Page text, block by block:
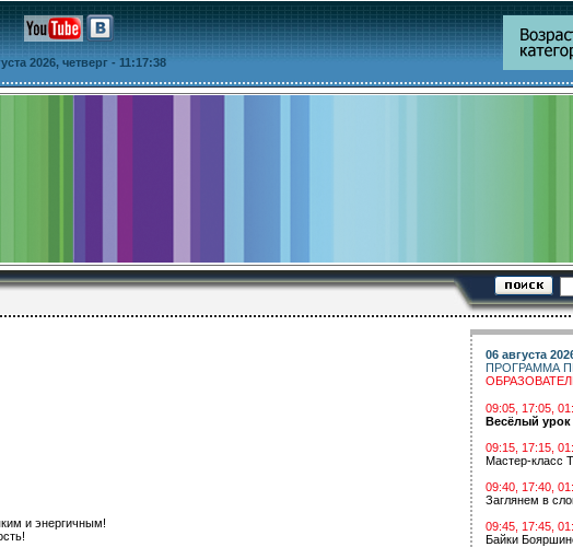
2026, четверг - 11:17:38
и энергичным!
06 августа
ПРОГРАММА
09:05, 17:05,
Весёлый урок
09:15, 17:15,
Мастер-класс
09:40, 17:40,
Заглянем в
09:45, 17:45,
Байки